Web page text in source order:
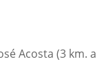
Acosta (3 km. a